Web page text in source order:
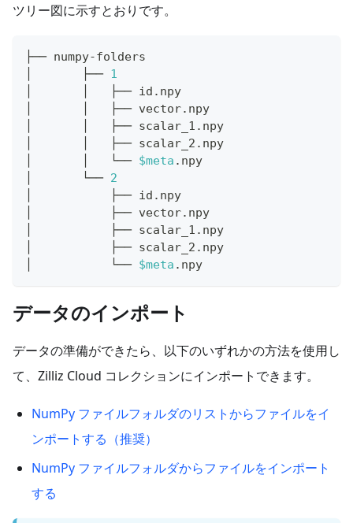
ツリー図に示すとおりです。
├── numpy-folders
│       ├── 1
│       │   ├── id.npy
│       │   ├── vector.npy
│       │   ├── scalar_1.npy
│       │   ├── scalar_2.npy
│       │   └── $meta .npy
│       └── 2
│           ├── id.npy
│           ├── vector.npy
│           ├── scalar_1.npy
│           ├── scalar_2.npy
│           └── $meta .npy
データのインポート
データの準備ができたら、以下のいずれかの方法を使用し
て、Zilliz Cloud コレクションにインポートできます。
NumPy ファイルフォルダのリストからファイルをイ
ンポートする（推奨）
NumPy ファイルフォルダからファイルをインポート
する